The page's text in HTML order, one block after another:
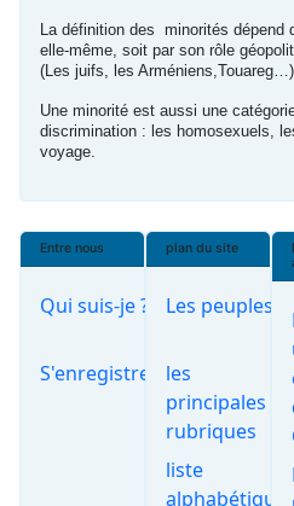
La définition des minorités
elle-même, soit par son rôle
(Les juifs, les Arméniens,Touareg…)
Une minorité est aussi une
discrimination : les homosexuels,
voyage.
Entre nous
Qui suis-je ?
S'enregistrer
plan du site
Les peuples
les
principales
rubriques
liste
alphabétique